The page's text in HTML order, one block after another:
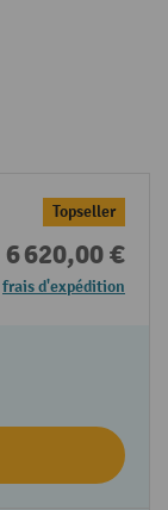
Topseller
6 620,00 €
frais d'expédition